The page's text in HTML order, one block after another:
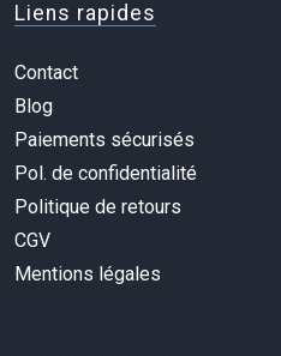
Liens rapides
Contact
Blog
Paiements sécurisés
Pol. de confidentialité
Politique de retours
CGV
Mentions légales